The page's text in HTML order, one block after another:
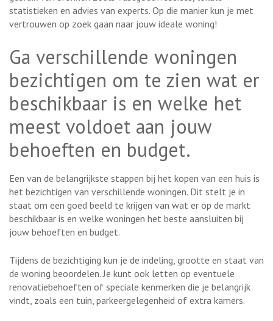
statistieken en advies van experts. Op die manier kun je met
vertrouwen op zoek gaan naar jouw ideale woning!
Ga verschillende woningen
bezichtigen om te zien wat er
beschikbaar is en welke het
meest voldoet aan jouw
behoeften en budget.
Een van de belangrijkste stappen bij het kopen van een huis is
het bezichtigen van verschillende woningen. Dit stelt je in
staat om een goed beeld te krijgen van wat er op de markt
beschikbaar is en welke woningen het beste aansluiten bij
jouw behoeften en budget.
Tijdens de bezichtiging kun je de indeling, grootte en staat van
de woning beoordelen. Je kunt ook letten op eventuele
renovatiebehoeften of speciale kenmerken die je belangrijk
vindt, zoals een tuin, parkeergelegenheid of extra kamers.